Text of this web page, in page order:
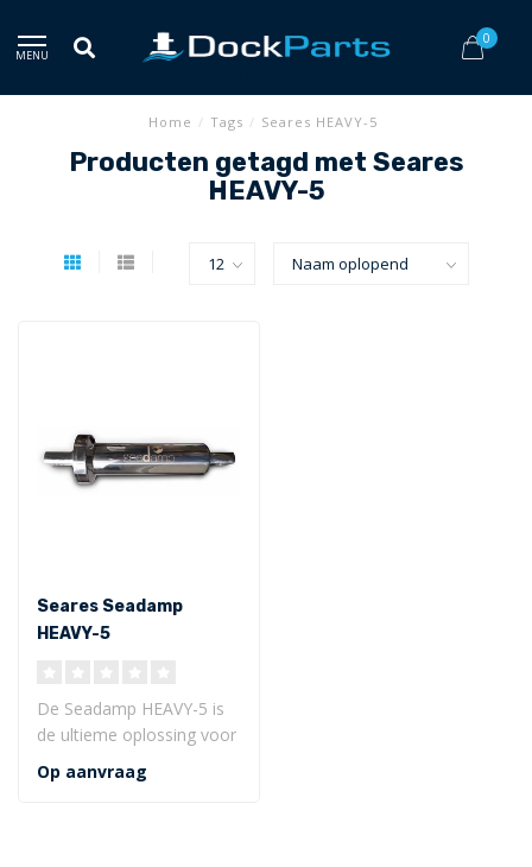
MENU
0
Home / Tags / Seares HEAVY-5
Producten getagd met Seares
HEAVY-5
Seares Seadamp
HEAVY-5
De Seadamp HEAVY-5 is
de ultieme oplossing voor
het stabiel en veilig
afmeren v..
Op aanvraag